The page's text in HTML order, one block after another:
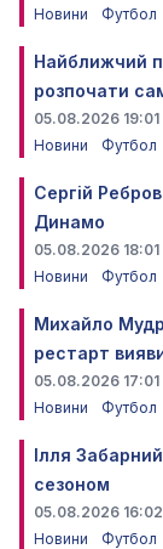
Новини Футбол
Найближчий
розпочати
05.08.2026 19:01
Новини
Футбол
Сергій
Динамо
05.08.2026 18:01
Новини
Футбол
Михайло
рестарт
05.08.2026 17:01
Новини
Футбол
Ілля
сезоном
05.08.2026 16:02
Новини
Футбол